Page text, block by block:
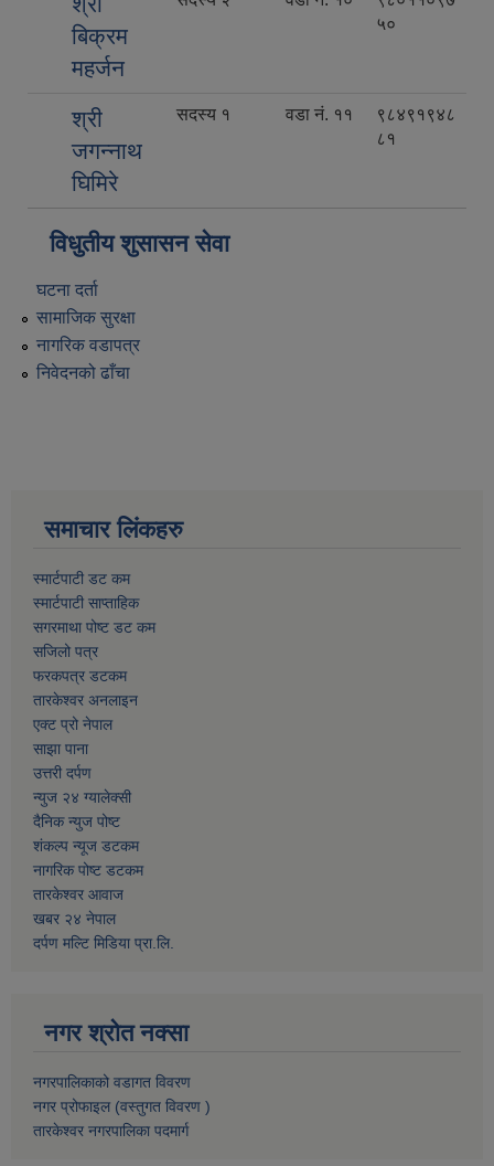
बिक्रम
महर्जन
५०
श्री
जगन्नाथ
घिमिरे
सदस्य १ वडा नं. ११
९८४९१९४८
८१
विधुतीय शुसासन सेवा
घटना दर्ता
सामाजिक सुरक्षा
नागरिक वडापत्र
निवेदनको ढाँचा
समाचार लिंकहरु
स्मार्टपाटी डट कम
स्मार्टपाटी साप्ताहिक
सगरमाथा पोष्ट डट कम
सजिलो पत्र
फरकपत्र डटकम
तारकेश्वर अनलाइन
एक्ट प्रो नेपाल
साझा पाना
उत्तरी दर्पण
न्युज २४ ग्यालेक्सी
दैनिक न्युज पोष्ट
शंकल्प न्यूज डटकम
नागरिक पोष्ट डटकम
तारकेश्वर आवाज
खबर २४ नेपाल
दर्पण मल्टि मिडिया प्रा.लि.
नगर श्रोत नक्सा
नगरपालिकाको वडागत विवरण
नगर प्रोफाइल (वस्तुगत विवरण )
तारकेश्वर नगरपालिका पदमार्ग